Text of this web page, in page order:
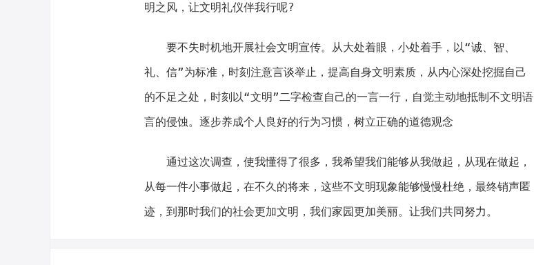
明之风，让文明礼仪伴我行呢?
要不失时机地开展社会文明宣传。从大处着眼，小处着手，以“诚、智、
礼、信”为标准，时刻注意言谈举止，提高自身文明素质，从内心深处挖掘自己
的不足之处，时刻以“文明”二字检查自己的一言一行，自觉主动地抵制不文明语
言的侵蚀。逐步养成个人良好的行为习惯，树立正确的道德观念
通过这次调查，使我懂得了很多，我希望我们能够从我做起，从现在做起，
从每一件小事做起，在不久的将来，这些不文明现象能够慢慢杜绝，最终销声匿
迹，到那时我们的社会更加文明，我们家园更加美丽。让我们共同努力。